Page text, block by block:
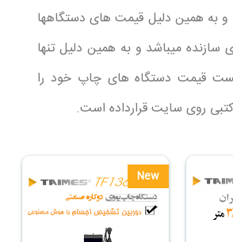
همین دلیل قیمت های دستگاهها
میباشد و به همین دلیل تنها
قیمت دستگاه های چاپ خود را
روی سایت قرارداده است.
New